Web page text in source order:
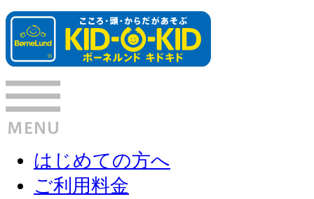
はじめての方へ
ご利用料金